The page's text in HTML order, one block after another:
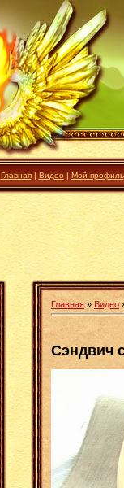
Главная| Видео| Мой профиль
Главная » Видео
Сэндвич